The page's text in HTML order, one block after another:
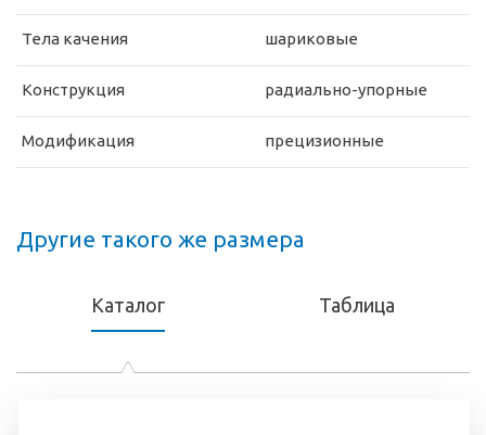
Тела качения шариковые
Конструкция радиально-упорные
Модификация прецизионные
Другие такого же размера
Каталог Таблица